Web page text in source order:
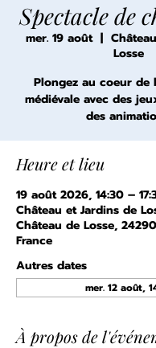
Spectacle de
mer. 19 août
  |
Losse
Plongez au coeur de
médiévale avec des
des
Heure et lieu
19 août 2026, 14:30 –
Château et Jardins de
Château de Losse,
France
Autres dates
mer. 12 août,
À propos de